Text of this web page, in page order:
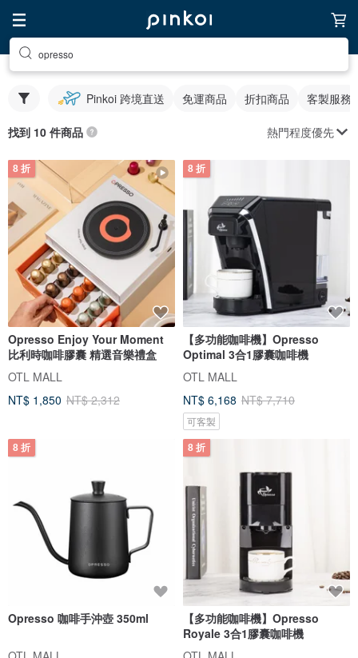
opresso
Pinkoi 跨境直送 免運商品 折扣商品 客製服務
找到 10 件商品 熱門程度優先
8 折
Opresso Enjoy Your Moment
比利時咖啡膠囊 精選音樂禮盒
OTL MALL
NT$ 1,850 NT$ 2,312
8 折
【多功能咖啡機】Opresso
Optimal 3合1膠囊咖啡機
OTL MALL
NT$ 6,168 NT$ 7,710
可客製
8 折
Opresso 咖啡手沖壺 350ml
8 折
【多功能咖啡機】Opresso
Royale 3合1膠囊咖啡機